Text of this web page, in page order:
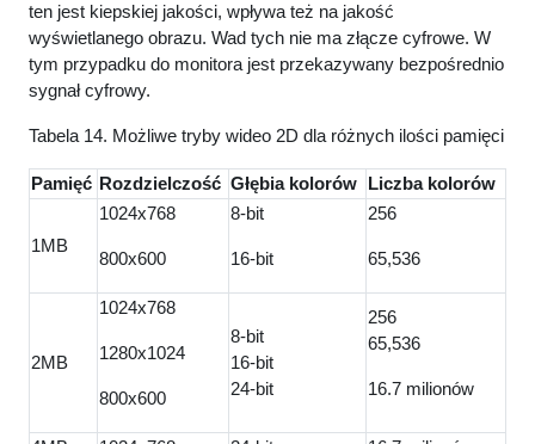
ten jest kiepskiej jakości, wpływa też na jakość
wyświetlanego obrazu. Wad tych nie ma złącze cyfrowe. W
tym przypadku do monitora jest przekazywany bezpośrednio
sygnał cyfrowy.
Tabela 14. Możliwe tryby wideo 2D dla różnych ilości pamięci
Pamięć Rozdzielczość Głębia kolorów Liczba kolorów
1MB
1024x768
800x600
8-bit
16-bit
256
65,536
2MB
1024x768
1280x1024
800x600
8-bit
16-bit
24-bit
256
65,536
16.7 milionów